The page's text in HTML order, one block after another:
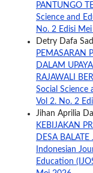
PANTUNGO
Science and
No. 2 Edisi
Detry Dafa
PEMASARAN
DALAM
RAJAWALI
Social Science
Vol 2. No. 2
Jihan Aprilia
KEBIJAKAN
DESA
Indonesian
Education